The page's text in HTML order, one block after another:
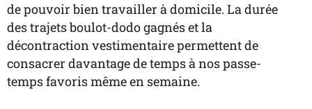
de pouvoir bien travailler à domicile. La durée
des trajets boulot-dodo gagnés et la
décontraction vestimentaire permettent de
consacrer davantage de temps à nos passe-
temps favoris même en semaine.